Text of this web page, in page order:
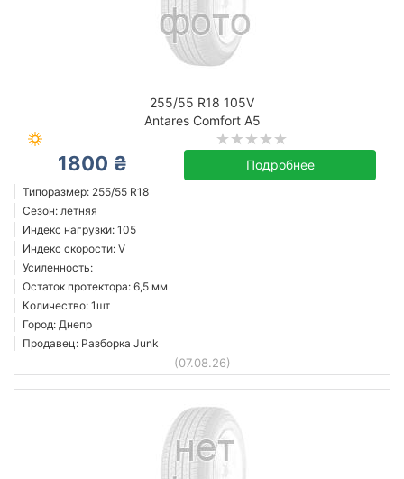
255/55 R18 105V
Antares Comfort A5
1800 ₴ Подробнее
Типоразмер: 255/55 R18
Сезон: летняя
Индекс нагрузки: 105
Индекс скорости: V
Усиленность:
Остаток протектора: 6,5 мм
Количество: 1шт
Город: Днепр
Продавец: Разборка Junk
(07.08.26)